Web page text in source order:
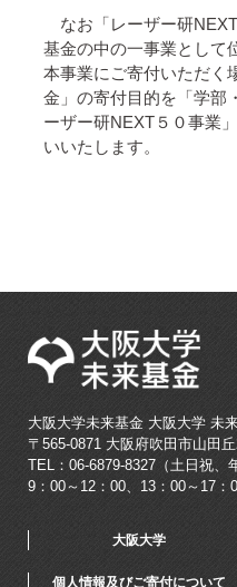
なお「レーザー研
基金の中の一事業として
本事業にご寄付いただく
金」の寄付目的を「学部
ーザー研NEXT５０事業
いいたします。
大阪大学未来基金大阪大学 未
〒565-0871 大阪府吹田市山田
TEL：06-6879-8327（土日祝、
9：00～12：00、13：00～17：
大阪大学
個人情報及びご寄付について